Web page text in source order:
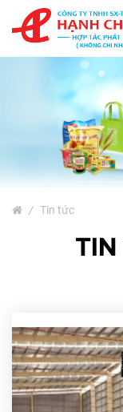
/ Tin tức
TIN
TRANG CHỦ
GIỚI THIỆU
TÚI NƯỚC GIẶT
SẢN PHẨM
Túi Màng Đơn PE,
Bao Bì Bánh, Kẹo
Túi PA, Túi